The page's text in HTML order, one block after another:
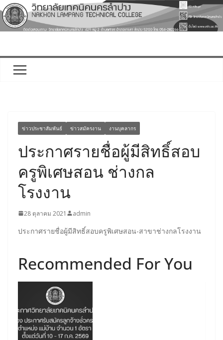
Skip
to
content
ข่าวประชาสัมพันธ์ ข่าวสมัครงาน งานบุคลากร
ประกาศรายชื่อผู้มีสิทธิ์สอบ
ครูพิเศษสอน ช่างกล
โรงงาน
28 ตุลาคม 2021 admin
ประกาศรายชื่อผู้มีสิทธิ์สอบครูพิเศษสอน-สาขาช่างกลโรงงาน
Recommended For You